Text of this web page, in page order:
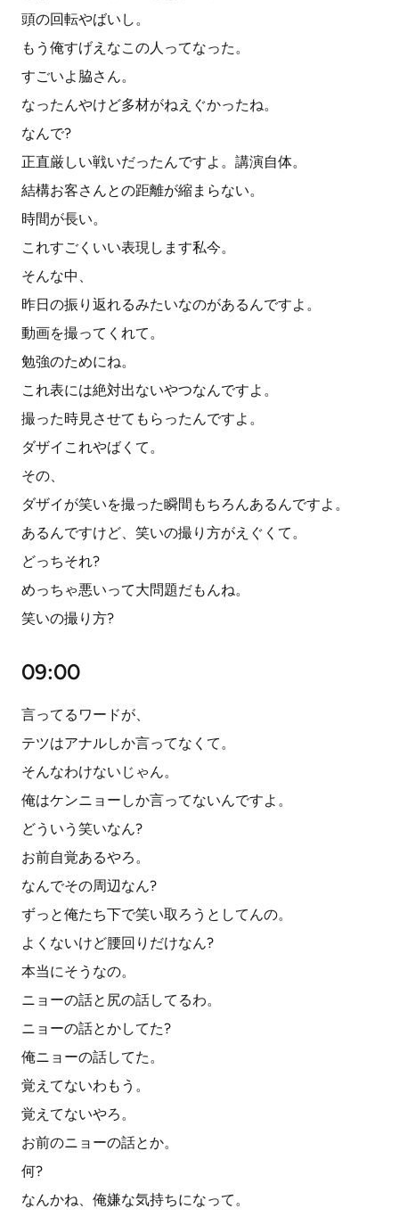
頭の回転やばいし。
もう俺すげえなこの人ってなった。
すごいよ脇さん。
なったんやけど多材がねえぐかったね。
なんで?
正直厳しい戦いだったんですよ。講演自体。
結構お客さんとの距離が縮まらない。
時間が長い。
これすごくいい表現します私今。
そんな中、
昨日の振り返れるみたいなのがあるんですよ。
動画を撮ってくれて。
勉強のためにね。
これ表には絶対出ないやつなんですよ。
撮った時見させてもらったんですよ。
ダザイこれやばくて。
その、
ダザイが笑いを撮った瞬間もちろんあるんですよ。
あるんですけど、笑いの撮り方がえぐくて。
どっちそれ?
めっちゃ悪いって大問題だもんね。
笑いの撮り方?
09:00
言ってるワードが、
テツはアナルしか言ってなくて。
そんなわけないじゃん。
俺はケンニョーしか言ってないんですよ。
どういう笑いなん?
お前自覚あるやろ。
なんでその周辺なん?
ずっと俺たち下で笑い取ろうとしてんの。
よくないけど腰回りだけなん?
本当にそうなの。
ニョーの話と尻の話してるわ。
ニョーの話とかしてた?
俺ニョーの話してた。
覚えてないわもう。
覚えてないやろ。
お前のニョーの話とか。
何?
なんかね、俺嫌な気持ちになって。